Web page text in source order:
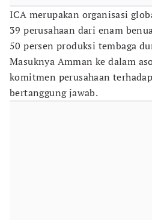
ICA merupakan organisasi
39 perusahaan dari enam
50 persen produksi tembaga
Masuknya Amman ke dalam
komitmen perusahaan
bertanggung jawab.